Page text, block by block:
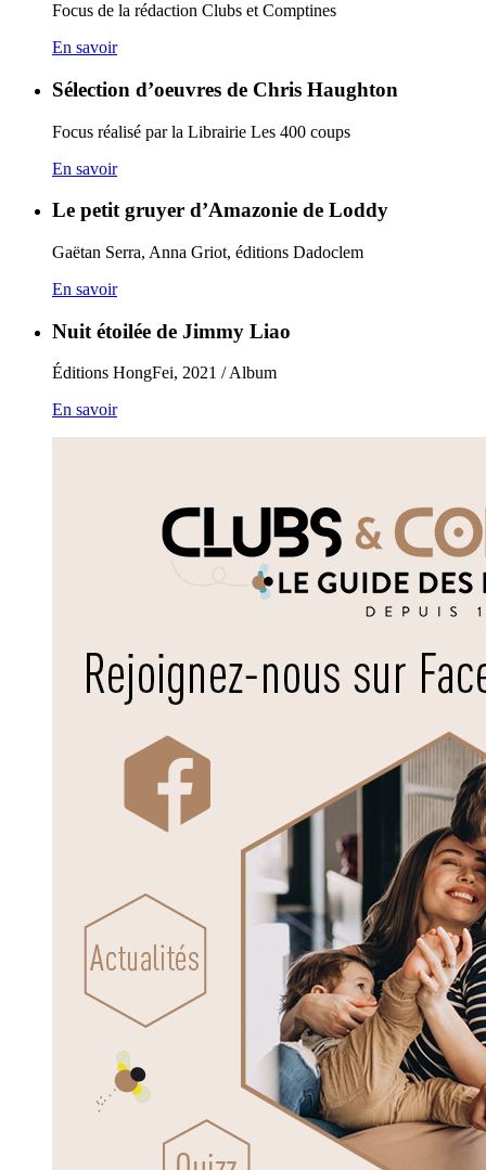
Focus de la rédaction Clubs et Comptines
En savoir
Sélection d’oeuvres de Chris Haughton
Focus réalisé par la Librairie Les 400 coups
En savoir
Le petit gruyer d’Amazonie de Loddy
Gaëtan Serra, Anna Griot, éditions Dadoclem
En savoir
Nuit étoilée de Jimmy Liao
Éditions HongFei, 2021 / Album
En savoir